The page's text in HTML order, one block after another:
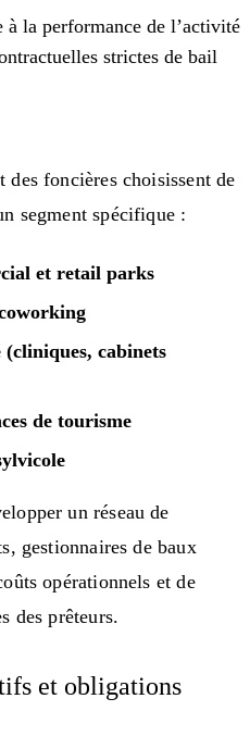
à la performance de l’activité
strictes de bail
foncières choisissent de
segment spécifique :
et retail parks
cabinets
de tourisme
un réseau de
gestionnaires de baux
opérationnels et de
des prêteurs.
et obligations